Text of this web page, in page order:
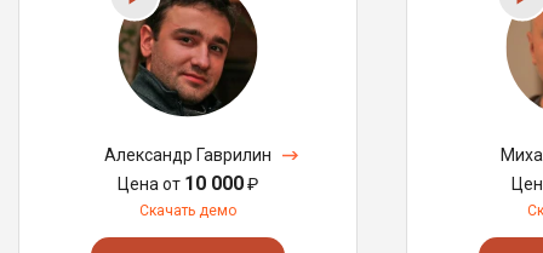
Александр Гаврилин
Цена от 10 000₽
Скачать демо